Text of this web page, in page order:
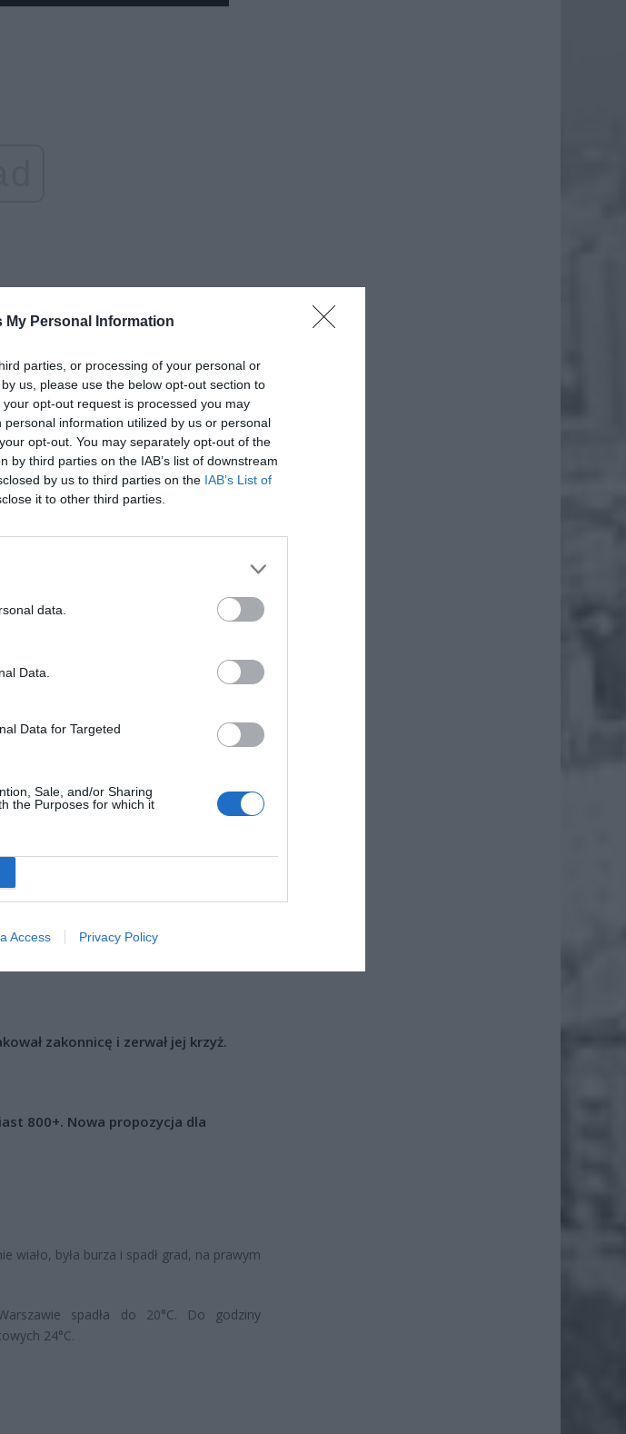
My Personal Information
parties, or processing of your personal or
us, please use the below opt-out section to
opt-out request is processed you may
information utilized by us or personal
opt-out. You may separately opt-out of the
third parties on the IAB’s list of downstream
by us to third parties on the IAB’s List of
it to other third parties.
data.
Data.
Data for Targeted
Sale, and/or Sharing
the Purposes for which it
Access Privacy Policy
zakonnicę i zerwał jej krzyż.
800+. Nowa propozycja dla
wiało, była burza i spadł grad, na prawym
spadła do 20°C. Do godziny
24°C.